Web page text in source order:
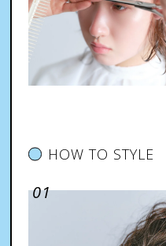
HOW TO STYLE
01